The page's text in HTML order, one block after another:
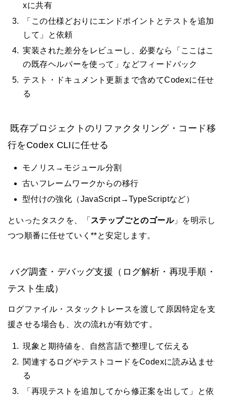
xに共有
「この仕様どおりにエンドポイントとテストを追加
して」と依頼
実装された差分をレビューし、必要なら「ここはこ
の既存ヘルパーを使って」などフィードバック
テスト・ドキュメント更新まで含めてCodexに任せ
る
既存プロジェクトのリファクタリング・コード移
行をCodex CLIに任せる
モノリス→モジュール分割
古いフレームワークからの移行
型付けの強化（JavaScript→TypeScriptなど）
といったタスクを、「 ステップごとのゴール」を明示し
つつ順番に任せていく**と安定します。
バグ調査・デバッグ支援（ログ解析・再現手順・
テスト生成）
ログファイル・スタックトレースを渡して原因特定を支
援させる場合も、次の流れが有効です。
現象と期待値を、自然言語で整理して伝える
関連するログやテストコードをCodexに読み込ませ
る
「再現テストを追加してから修正案を出して」と依